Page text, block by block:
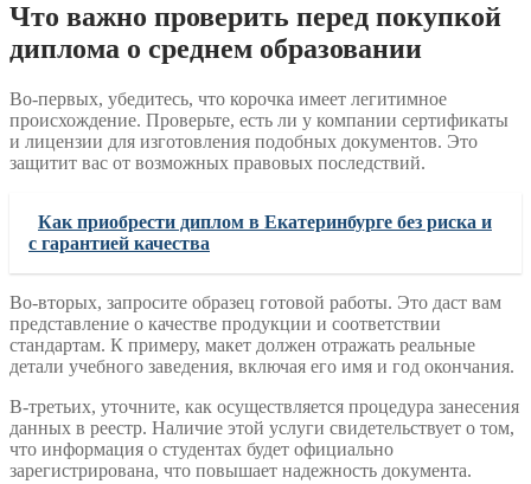
Что важно проверить перед покупкой
диплома о среднем образовании
Во-первых, убедитесь, что корочка имеет легитимное
происхождение. Проверьте, есть ли у компании сертификаты
и лицензии для изготовления подобных документов. Это
защитит вас от возможных правовых последствий.
Как приобрести диплом в Екатеринбурге без риска и
с гарантией качества
Во-вторых, запросите образец готовой работы. Это даст вам
представление о качестве продукции и соответствии
стандартам. К примеру, макет должен отражать реальные
детали учебного заведения, включая его имя и год окончания.
В-третьих, уточните, как осуществляется процедура занесения
данных в реестр. Наличие этой услуги свидетельствует о том,
что информация о студентах будет официально
зарегистрирована, что повышает надежность документа.